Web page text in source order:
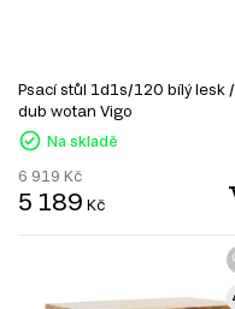
Psací stůl 1d1s/120 bílý lesk /
dub wotan Vigo
Na skladě
6 919 Kč
5 189 Kč